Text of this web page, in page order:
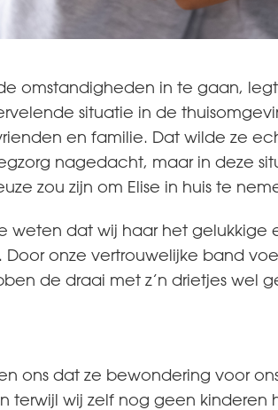
omstandigheden in te gaan,
situatie in de
en familie. Dat wilde ze
nagedacht, maar in deze
zou zijn om Elise in huis te
weten dat wij haar het gelukkige
onze vertrouwelijke band
de draai met z’n drietjes wel
ons dat ze bewondering voor
terwijl wij zelf nog geen kinderen